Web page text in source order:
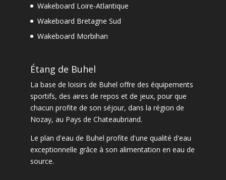
Wakeboard Loire-Atlantique
Wakeboard Bretagne Sud
Wakeboard Morbihan
Étang de Buhel
La base de loisirs de Buhel offre des équipements
sportifs, des aires de repos et de jeux, pour que
chacun profite de son séjour, dans la région de
Nozay, au Pays de Chateaubriand.
Le plan d'eau de Buhel profite d'une qualité d'eau
exceptionnelle grâce à son alimentation en eau de
source.